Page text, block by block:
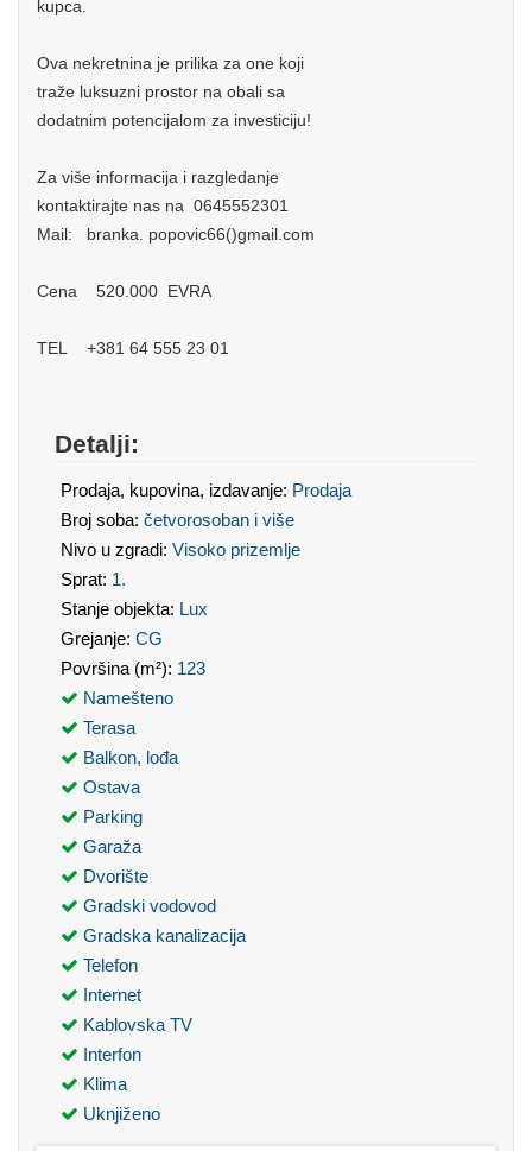
kupca.
Ova nekretnina je prilika za one koji
traže luksuzni prostor na obali sa
dodatnim potencijalom za investiciju!
Za više informacija i razgledanje
kontaktirajte nas na 0645552301
Mail: branka. popovic66()gmail.com
Cena 520.000 EVRA
TEL +381 64 555 23 01
Detalji:
Prodaja, kupovina, izdavanje: Prodaja
Broj soba: četvorosoban i više
Nivo u zgradi: Visoko prizemlje
Sprat: 1.
Stanje objekta: Lux
Grejanje: CG
Površina (m²): 123
Namešteno
Terasa
Balkon, lođa
Ostava
Parking
Garaža
Dvorište
Gradski vodovod
Gradska kanalizacija
Telefon
Internet
Kablovska TV
Interfon
Klima
Uknjiženo